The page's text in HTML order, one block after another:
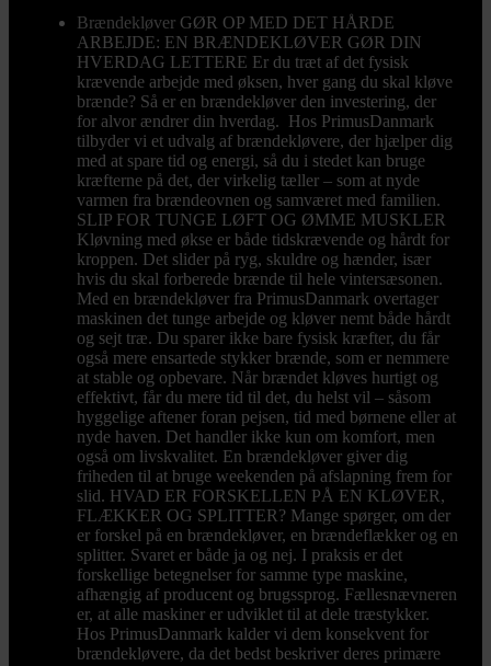
Brændekløver GØR OP MED DET HÅRDE
ARBEJDE: EN BRÆNDEKLØVER GØR DIN
HVERDAG LETTERE Er du træt af det fysisk
krævende arbejde med øksen, hver gang du skal kløve
brænde? Så er en brændekløver den investering, der
for alvor ændrer din hverdag. Hos PrimusDanmark
tilbyder vi et udvalg af brændekløvere, der hjælper dig
med at spare tid og energi, så du i stedet kan bruge
kræfterne på det, der virkelig tæller – som at nyde
varmen fra brændeovnen og samværet med familien.
SLIP FOR TUNGE LØFT OG ØMME MUSKLER
Kløvning med økse er både tidskrævende og hårdt for
kroppen. Det slider på ryg, skuldre og hænder, især
hvis du skal forberede brænde til hele vintersæsonen.
Med en brændekløver fra PrimusDanmark overtager
maskinen det tunge arbejde og kløver nemt både hårdt
og sejt træ. Du sparer ikke bare fysisk kræfter, du får
også mere ensartede stykker brænde, som er nemmere
at stable og opbevare. Når brændet kløves hurtigt og
effektivt, får du mere tid til det, du helst vil – såsom
hyggelige aftener foran pejsen, tid med børnene eller at
nyde haven. Det handler ikke kun om komfort, men
også om livskvalitet. En brændekløver giver dig
friheden til at bruge weekenden på afslapning frem for
slid. HVAD ER FORSKELLEN PÅ EN KLØVER,
FLÆKKER OG SPLITTER? Mange spørger, om der
er forskel på en brændekløver, en brændeflækker og en
splitter. Svaret er både ja og nej. I praksis er det
forskellige betegnelser for samme type maskine,
afhængig af producent og brugssprog. Fællesnævneren
er, at alle maskiner er udviklet til at dele træstykker.
Hos PrimusDanmark kalder vi dem konsekvent for
brændekløvere, da det bedst beskriver deres primære